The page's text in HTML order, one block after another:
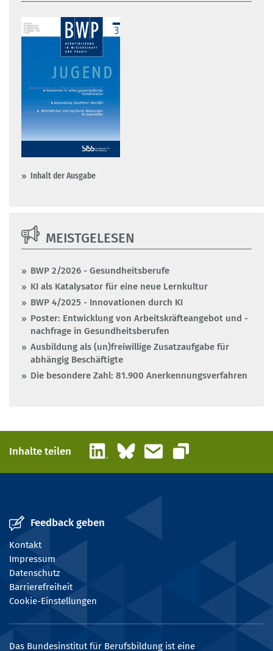
Inhalt der Ausgabe
MEISTGELESEN
BWP 2/2026 - Gesundheitsberufe
KI als Katalysator für eine neue Lernkultur
BWP 4/2025 - Innovationen durch KI
Poster: Entwicklung von Arbeitskräfteangebot und -
nachfrage in Gesundheitsberufen
Ausbildung als (un)freiwillige Zusatzaufgabe für
abhängig Beschäftigte
Die besondere Zahl: 81.900 Anerkennungsverfahren
Inhalte teilen LinkedInBlueskyE-Mail
Link kopieren
Feedback geben
Kontakt
Impressum
Datenschutz
Barrierefreiheit
Cookie-Einstellungen
Das Bundesinstitut für Berufsbildung ist eine